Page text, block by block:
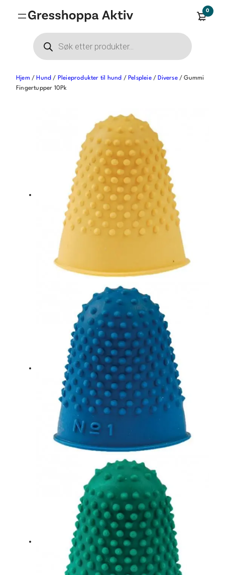
0
Products
search
Hjem /Hund / Pleieprodukter til hund /Pelspleie/Diverse/ Gummi
Fingertupper 10Pk